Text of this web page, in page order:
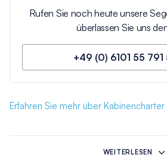
Rufen Sie noch heute unsere
überlassen Sie uns
+49 (0) 6101 55 791
Erfahren Sie mehr über Kabinencharter
Tortola Highlights
Viele der Britischen Jungferninseln
WEITERLESEN